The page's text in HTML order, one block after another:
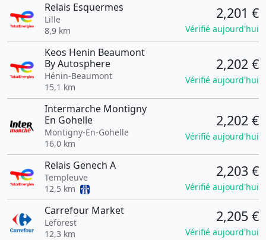
Relais Esquermes
Lille
8,9 km
2,201 €
Vérifié aujourd'hui
Keos Henin Beaumont
By Autosphere
Hénin-Beaumont
15,1 km
2,202 €
Vérifié aujourd'hui
Intermarche Montigny
En Gohelle
Montigny-En-Gohelle
16,0 km
2,202 €
Vérifié aujourd'hui
Relais Genech A
Templeuve
12,5 km
2,203 €
Vérifié aujourd'hui
Carrefour Market
Leforest
12,3 km
2,205 €
Vérifié aujourd'hui